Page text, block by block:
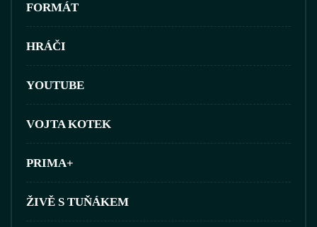
FORMÁT
HRÁČI
YOUTUBE
VOJTA KOTEK
PRIMA+
ŽIVĚ S TUŇÁKEM